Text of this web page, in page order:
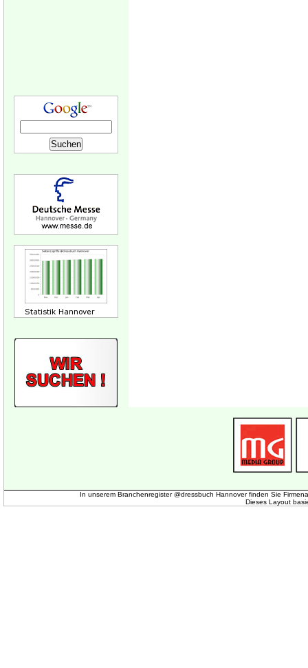
In unserem Branchenregister @dressbuch Hannover finden Sie
Dieses Layout